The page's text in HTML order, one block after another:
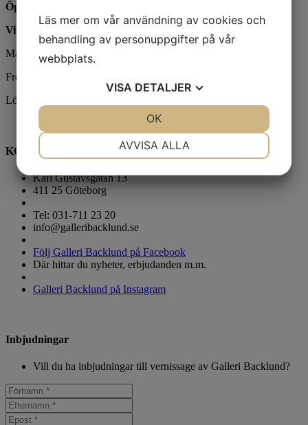
Öppettider
Vi har sommarstängt 19/6 - 9/8.
Mån- tor 12 - 18
Fre 12-17
Lör - sön 12-15
KONTAKTA OSS
Karl Gustavsgatan 13
411 25 Göteborg
Tel: 031-711 23 20
info@galleribacklund.se
Följ Galleri Backlund på Facebook
Där hittar du nyheter, erbjudanden m.m.
Galleri Backlund på Instagram
Inbjudningar
Vill du ha inbjudningar till vernissage av Galleri Backlund?
Läs mer om vår användning av cookies och
behandling av personuppgifter på vår
webbplats.
VISA DETALJER
MARKNADSFÖRING
AVVISA ALLA
OK